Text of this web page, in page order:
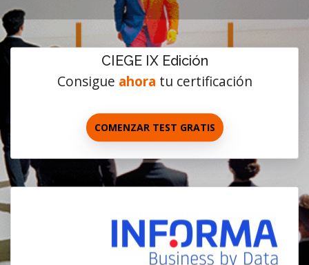
CIEGE IX Edición
Consigue ahora tu certificación
COMENZAR TEST GRATIS